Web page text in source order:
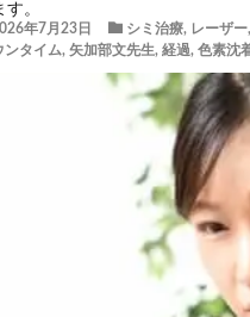
。
年7月23日 シミ治療, レーザー,
ンタイム, 矢加部文先生, 経過, 色素沈